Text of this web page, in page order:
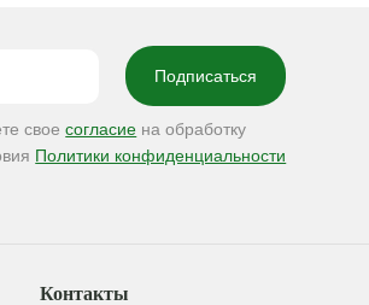
своесогласие на обработку
Политики конфиденциальности
Контакты